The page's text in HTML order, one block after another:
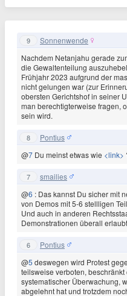
9 Sonnenwende
Nachdem Netanjahu gerade
die Gewaltenteilung
Frühjahr 2023 aufgrund der
nicht gelungen war (zur
obersten Gerichtshof in seiner
man berechtigterweise fragen,
sein wird.
8 Pontius
@7 Du meinst etwas wie <link>
7 smailies
@6 : Das kannst Du sicher mit
von Demos mit 5-6 stellligen
Und auch in anderen
Demonstrationen überall
6 Pontius
@5 deswegen wird Protest
teilsweise verboten,
systematischer Überwachung,
abgelehnt hat und trotzdem